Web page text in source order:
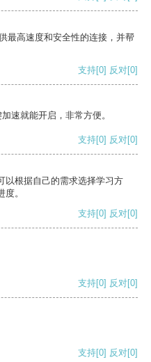
最高速度和安全性的连接，并帮
支持[0] 反对[0]
速就能开启，非常方便。
支持[0] 反对[0]
以根据自己的需求选择学习方
。
支持[0] 反对[0]
支持[0] 反对[0]
支持[0] 反对[0]